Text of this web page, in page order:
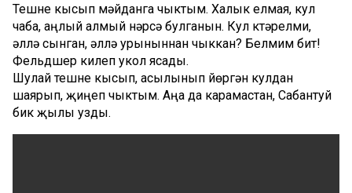
Тешне кысып мәйданга чыктым. Халык елмая, кул
чаба, аңлый алмый нәрсә булганын. Кул күтәрелми,
әллә сынган, әллә урыныннан чыккан? Белмим бит!
Фельдшер килеп укол ясады.
Шулай тешне кысып, асылынып йөргән кулдан
шаярып, җиңеп чыктым. Аңа да карамастан, Сабантуй
бик җылы узды.